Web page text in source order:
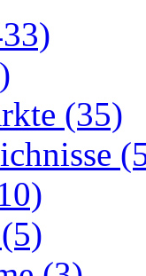
(35)